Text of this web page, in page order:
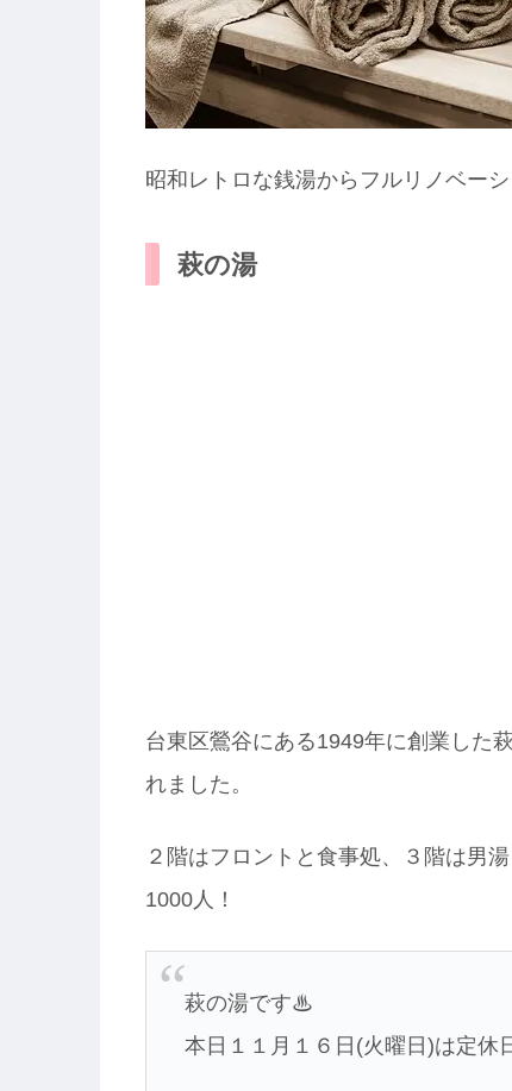
昭和レトロな銭湯からフルリノベー
萩の湯
台東区鶯谷にある1949年に創業した
れました。
２階はフロントと食事処、３階は男
1000人！
萩の湯です♨
本日１１月１６日(火曜日)は定休